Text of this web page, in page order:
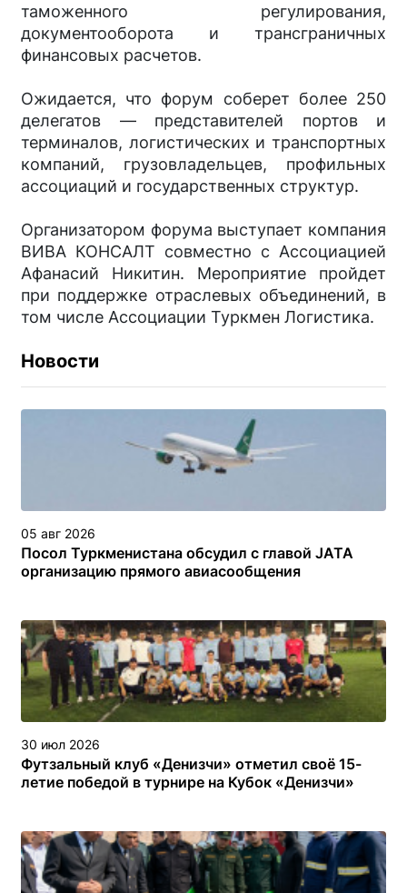
таможенного регулирования,
документооборота и трансграничных
финансовых расчетов.
Ожидается, что форум соберет более 250
делегатов — представителей портов и
терминалов, логистических и транспортных
компаний, грузовладельцев, профильных
ассоциаций и государственных структур.
Организатором форума выступает компания
ВИВА КОНСАЛТ совместно с Ассоциацией
Афанасий Никитин. Мероприятие пройдет
при поддержке отраслевых объединений, в
том числе Ассоциации Туркмен Логистика.
Новости
05 авг 2026
Посол Туркменистана обсудил с главой JATA
организацию прямого авиасообщения
30 июл 2026
Футзальный клуб «Денизчи» отметил своё 15-
летие победой в турнире на Кубок «Денизчи»